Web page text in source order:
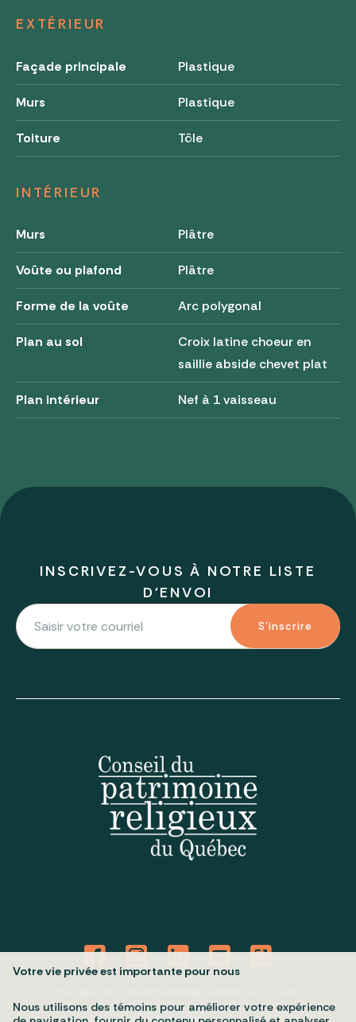
EXTÉRIEUR
Façade principale Plastique
Murs Plastique
Toiture Tôle
INTÉRIEUR
Murs Plâtre
Voûte ou plafond Plâtre
Forme de la voûte Arc polygonal
Plan au sol
Croix latine choeur en
saillie abside chevet plat
Plan intérieur Nef à 1 vaisseau
INSCRIVEZ-VOUS À NOTRE LISTE
D'ENVOI
S'inscrire
Votre vie privée est importante pour nous
Nous utilisons des témoins pour améliorer votre expérience